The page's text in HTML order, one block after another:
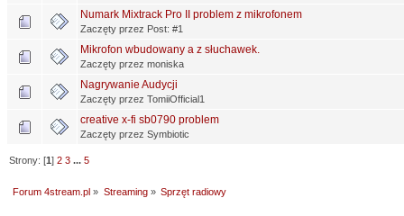
Numark Mixtrack Pro II problem z mikrofonem
Zaczęty przez Post: #1
Mikrofon wbudowany a z słuchawek.
Zaczęty przez moniska
Nagrywanie Audycji
Zaczęty przez TomiiOfficial1
creative x-fi sb0790 problem
Zaczęty przez Symbiotic
Strony: [1]2 3 ...5
Forum 4stream.pl » Streaming» Sprzęt radiowy